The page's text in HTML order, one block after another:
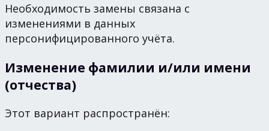
Необходимость замены связана с
изменениями в данных
персонифицированного учёта.
Изменение фамилии и/или имени
(отчества)
Этот вариант распространён: